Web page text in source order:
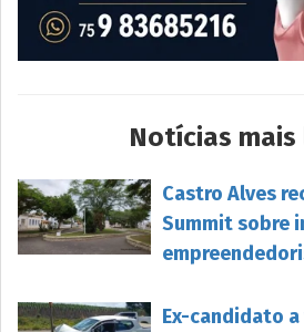
Notícias mais
Castro Alves
Summit sobre
Ex-candidato